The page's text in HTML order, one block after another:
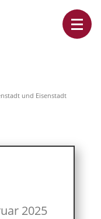
und Eisenstadt
2025